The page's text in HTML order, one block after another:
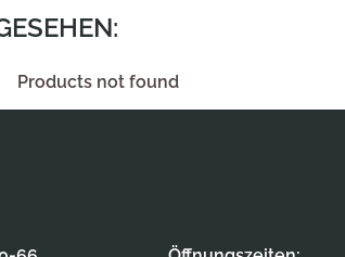
Products not found